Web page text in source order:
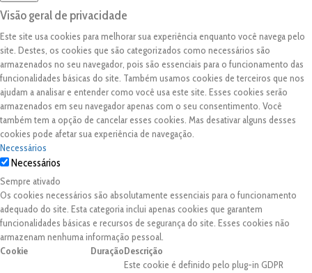
Visão geral de privacidade
Este site usa cookies para melhorar sua experiência enquanto você navega pelo
site. Destes, os cookies que são categorizados como necessários são
armazenados no seu navegador, pois são essenciais para o funcionamento das
funcionalidades básicas do site. Também usamos cookies de terceiros que nos
ajudam a analisar e entender como você usa este site. Esses cookies serão
armazenados em seu navegador apenas com o seu consentimento. Você
também tem a opção de cancelar esses cookies. Mas desativar alguns desses
cookies pode afetar sua experiência de navegação.
Necessários
Necessários
Sempre ativado
Os cookies necessários são absolutamente essenciais para o funcionamento
adequado do site. Esta categoria inclui apenas cookies que garantem
funcionalidades básicas e recursos de segurança do site. Esses cookies não
armazenam nenhuma informação pessoal.
Cookie
DuraçãoDescrição
Este cookie é definido pelo plug-in GDPR